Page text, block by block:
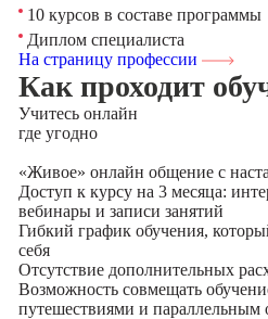
10 курсов в составе программы
Диплом специалиста
На страницу профессии
Как проходит
Учитесь онлайн
где угодно
«Живое» онлайн общение с
Доступ к курсу на 3 месяца:
вебинары и записи занятий
Гибкий график обучения,
себя
Отсутствие дополнительных
Возможность совмещать
путешествиями и параллельным